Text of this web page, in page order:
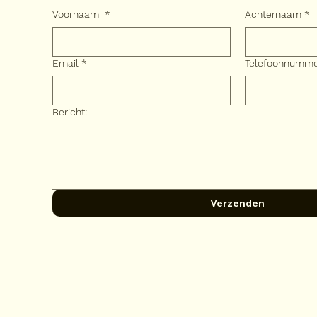
Voornaam * Achternaam *
Email *
Bericht:
Verzenden